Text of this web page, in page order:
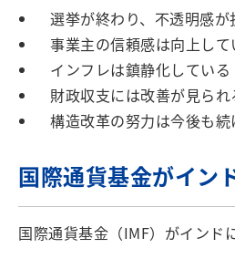
選挙が終わり、不透明感
事業主の信頼感は向上して
インフレは鎮静化している
財政収支には改善が見られ
構造改革の努力は今後も続
国際通貨基金がイン
国際通貨基金（IMF）がイン